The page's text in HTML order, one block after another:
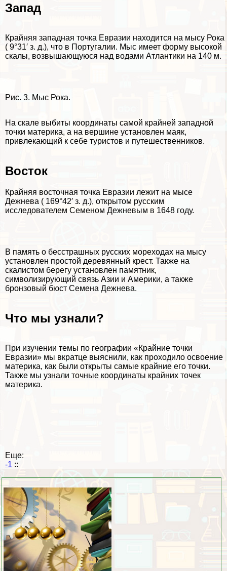
Запад
Крайняя западная точка Евразии находится на мысу Рока
( 9°31′ з. д.), что в Португалии. Мыс имеет форму высокой
скалы, возвышающуюся над водами Атлантики на 140 м.
Рис. 3. Мыс Рока.
На скале выбиты координаты самой крайней западной
точки материка, а на вершине установлен маяк,
привлекающий к себе туристов и путешественников.
Восток
Крайняя восточная точка Евразии лежит на мысе
Дежнева ( 169°42′ з. д.), открытом русским
исследователем Семеном Дежневым в 1648 году.
В память о бесстрашных русских мореходах на мысу
установлен простой деревянный крест. Также на
скалистом берегу установлен памятник,
символизирующий связь Азии и Америки, а также
бронзовый бюcт Семена Дежнева.
Что мы узнали?
При изучении темы по географии «Крайние точки
Евразии» мы вкратце выяснили, как проходило освоение
материка, как были открыты самые крайние его точки.
Также мы узнали точные координаты крайних точек
материка.
Еще:
-1 ::